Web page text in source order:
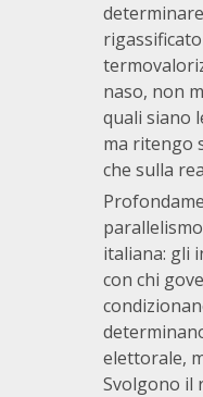
naso, non
quali siano
ma ritengo
che sulla
italiana: gli
con chi
elettorale,
Svolgono il